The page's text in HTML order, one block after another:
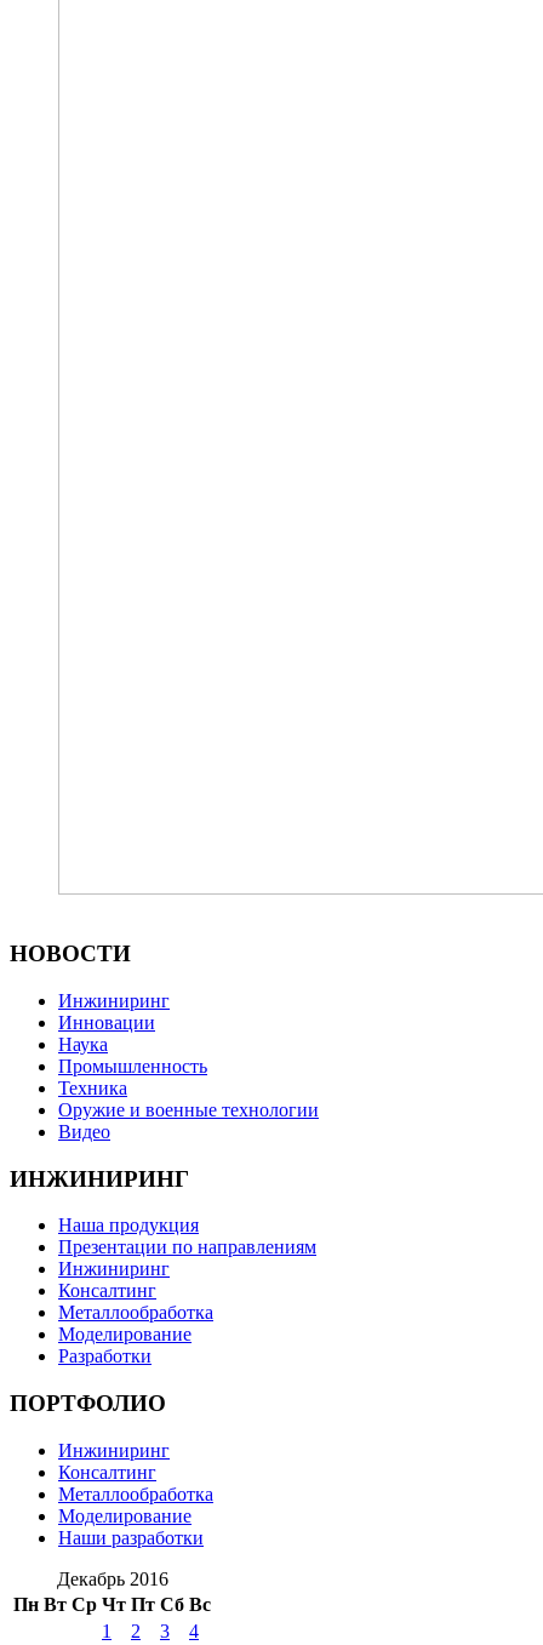
НОВОСТИ
Инжиниринг
Инновации
Наука
Промышленность
Техника
Оружие и военные технологии
Видео
ИНЖИНИРИНГ
Наша продукция
Презентации по направлениям
Инжиниринг
Консалтинг
Металлообработка
Моделирование
Разработки
ПОРТФОЛИО
Инжиниринг
Консалтинг
Металлообработка
Моделирование
Наши разработки
Декабрь 2016
Пн Вт Ср Чт Пт Сб Вс
1
2 3
4